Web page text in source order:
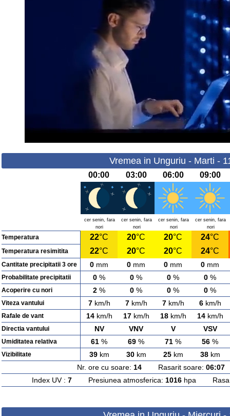
Vremea in Unguriu - Marti -
00:00 03:00 06:00 09:00
cer senin, fara
nori
cer senin, fara
nori
cer senin, fara
nori
cer senin, fara
nori
Temperatura 22°C 20°C 20°C 24°C
Temperatura resimitita 22°C 20°C 20°C 24°C
Cantitate precipitatii 3 ore 0 mm 0 mm 0 mm 0 mm
Probabilitate precipitatii 0 % 0 % 0 % 0 %
Acoperire cu nori 2 % 0 % 0 % 0 %
Viteza vantului 7km/h 7km/h 7km/h 6km/h
Rafale de vant 14km/h 17km/h 18km/h 14km/h
Directia vantului NV VNV V VSV
Umiditatea relativa 61 % 69 % 71 % 56 %
Vizibilitate 39km 30km 25km 38km
Nr. ore cu soare: 14Rasarit soare: 06:07
Index UV : 7Presiunea atmosferica: 1016hpa